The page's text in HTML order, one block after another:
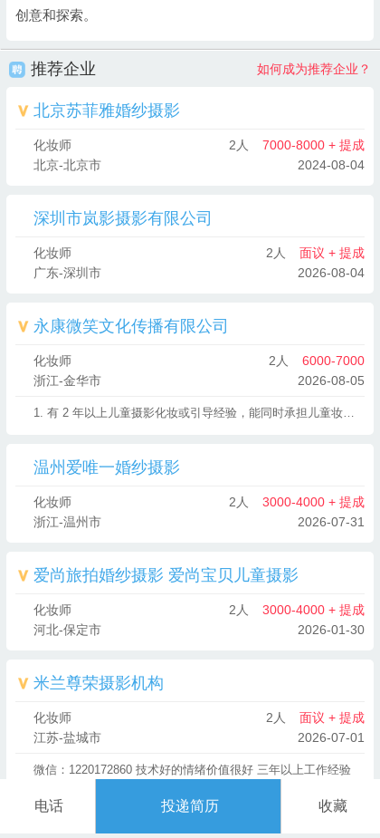
创意和探索。
推荐企业 如何成为推荐企业？
北京苏菲雅婚纱摄影
化妆师 2人
7000-8000 + 提成
北京-北京市
2024-08-04
深圳市岚影摄影有限公司
化妆师 2人
面议 + 提成
广东-深圳市
2026-08-04
永康微笑文化传播有限公司
化妆师 2人
6000-7000
浙江-金华市
2026-08-05
1. 有 2 年以上儿童摄影化妆或引导经验，能同时承担儿童妆容造型和拍摄引导工作。2. 熟悉儿童皮肤特点，会用儿童专用安全化妆品打造自然可爱妆容，同时擅长根据主题搭配发型。3. 具备极强的亲和力和引导能力，能快速和孩子玩到一起，通过游戏、互动让孩子放松并配合化妆和拍摄。4. 化妆时动作轻柔，能边化妆边和孩子沟通转移注意力，拍摄时能引导孩子做出自然表情和动作，配合摄影师抓拍。5. 负责化妆工具和引导道具的清洁消毒，确保孩子接触安全，工作细致有耐心，能满足家长对妆容和孩子状态的需求。6. 接受周末和节假日工作，有儿童摄影行业经验者优先，会简单编发或手工造型者优先。
温州爱唯一婚纱摄影
化妆师 2人
3000-4000 + 提成
浙江-温州市
2026-07-31
爱尚旅拍婚纱摄影 爱尚宝贝儿童摄影
化妆师 2人
3000-4000 + 提成
河北-保定市
2026-01-30
米兰尊荣摄影机构
化妆师 2人
面议 + 提成
江苏-盐城市
2026-07-01
微信：1220172860 技术好的情绪价值很好 三年以上工作经验
电话 投递简历 收藏